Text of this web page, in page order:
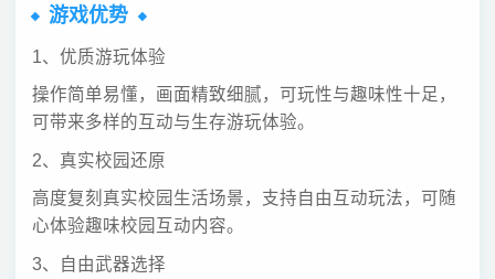
游戏优势
1、优质游玩体验
操作简单易懂，画面精致细腻，可玩性与趣味性十足，
可带来多样的互动与生存游玩体验。
2、真实校园还原
高度复刻真实校园生活场景，支持自由互动玩法，可随
心体验趣味校园互动内容。
3、自由武器选择